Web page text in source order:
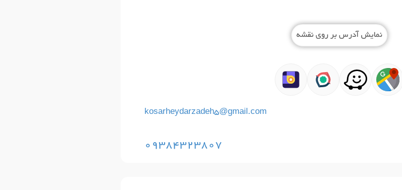
نمایش آدرس بر روی نقشه
kosarheydarzadeh5@gmail.com
09384323807